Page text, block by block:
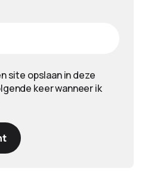
site opslaan in deze
keer wanneer ik